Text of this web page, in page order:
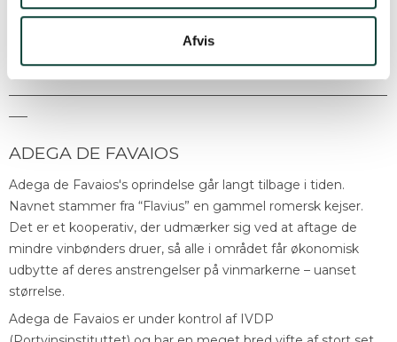
Afvis
_____________________________________________________________
ADEGA DE FAVAIOS
Adega de Favaios's oprindelse går langt tilbage i tiden.
Navnet stammer fra “Flavius” en gammel romersk kejser.
Det er et kooperativ, der udmærker sig ved at aftage de
mindre vinbønders druer, så alle i området får økonomisk
udbytte af deres anstrengelser på vinmarkerne – uanset
størrelse.
Adega de Favaios er under kontrol af IVDP